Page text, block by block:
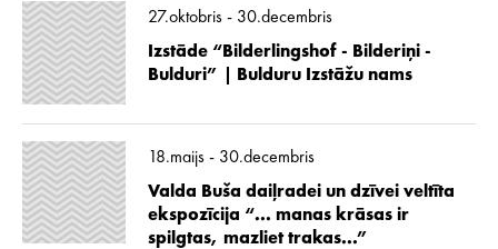
27.oktobris - 30.decembris
Izstāde “Bilderlingshof - Bilderiņi -
Bulduri” | Bulduru Izstāžu nams
18.maijs - 30.decembris
Valda Buša daiļradei un dzīvei veltīta
ekspozīcija “... manas krāsas ir
spilgtas, mazliet trakas...”